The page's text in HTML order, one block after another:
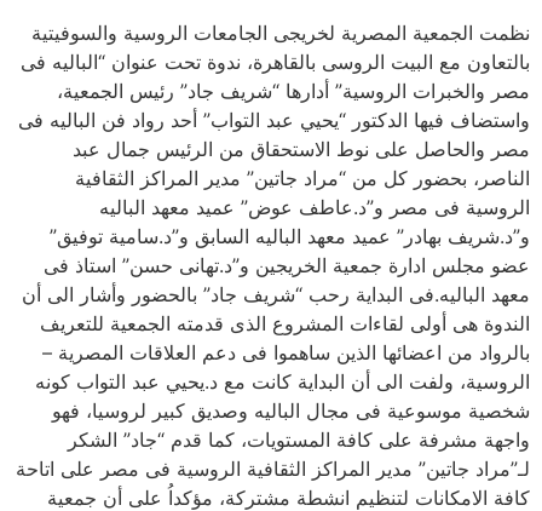
نظمت الجمعية المصرية لخريجى الجامعات الروسية والسوفيتية
بالتعاون مع البيت الروسى بالقاهرة، ندوة تحت عنوان “الباليه فى
مصر والخبرات الروسية” أدارها “شريف جاد” رئيس الجمعية،
واستضاف فيها الدكتور “يحيي عبد التواب” أحد رواد فن الباليه فى
مصر والحاصل على نوط الاستحقاق من الرئيس جمال عبد
الناصر، بحضور كل من “مراد جاتين” مدير المراكز الثقافية
الروسية فى مصر و”د.عاطف عوض” عميد معهد الباليه
و”د.شريف بهادر” عميد معهد الباليه السابق و”د.سامية توفيق”
عضو مجلس ادارة جمعية الخريجين و”د.تهانى حسن” استاذ فى
معهد الباليه.فى البداية رحب “شريف جاد” بالحضور وأشار الى أن
الندوة هى أولى لقاءات المشروع الذى قدمته الجمعية للتعريف
بالرواد من اعضائها الذين ساهموا فى دعم العلاقات المصرية –
الروسية، ولفت الى أن البداية كانت مع د.يحيي عبد التواب كونه
شخصية موسوعية فى مجال الباليه وصديق كبير لروسيا، فهو
واجهة مشرفة على كافة المستويات، كما قدم “جاد” الشكر
لـ”مراد جاتين” مدير المراكز الثقافية الروسية فى مصر على اتاحة
كافة الامكانات لتنظيم انشطة مشتركة، مؤكداُ على أن جمعية